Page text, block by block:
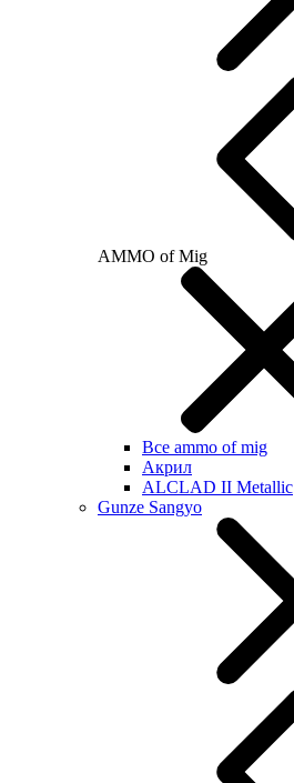
AMMO of Mig
Все ammo of mig
Акрил
ALCLAD II Metallic
Gunze Sangyo